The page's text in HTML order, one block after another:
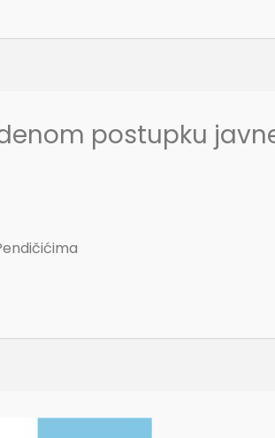
postupku